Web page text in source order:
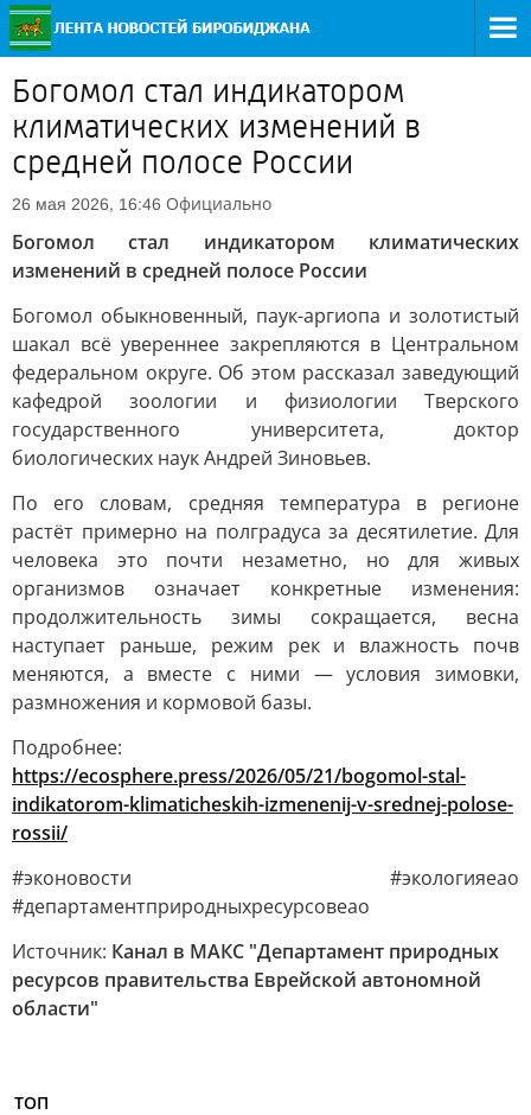
Богомол стал индикатором
климатических изменений в
средней полосе России
26 мая 2026, 16:46 Официально
Богомол стал индикатором климатических
изменений в средней полосе России
Богомол обыкновенный, паук-аргиопа и золотистый
шакал всё увереннее закрепляются в Центральном
федеральном округе. Об этом рассказал заведующий
кафедрой зоологии и физиологии Тверского
государственного университета, доктор
биологических наук Андрей Зиновьев.
По его словам, средняя температура в регионе
растёт примерно на полградуса за десятилетие. Для
человека это почти незаметно, но для живых
организмов означает конкретные изменения:
продолжительность зимы сокращается, весна
наступает раньше, режим рек и влажность почв
меняются, а вместе с ними — условия зимовки,
размножения и кормовой базы.
Подробнее:
https://ecosphere.press/2026/05/21/bogomol-stal-
indikatorom-klimaticheskih-izmenenij-v-srednej-polose-
rossii/
#эконовости #экологияеао
#департаментприродныхресурсовеао
Источник: Канал в МАКС "Департамент природных
ресурсов правительства Еврейской автономной
области"
ТОП